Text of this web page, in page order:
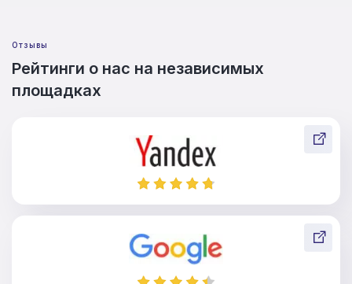
Отзывы
Рейтинги о нас на независимых
площадках